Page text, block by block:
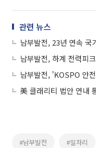
관련 뉴스
#남부발전 #일자리